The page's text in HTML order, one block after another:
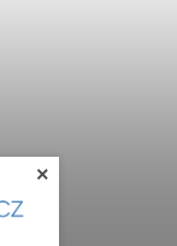
×